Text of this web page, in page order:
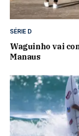
SÉRIE D
Waguinho vai
Manaus